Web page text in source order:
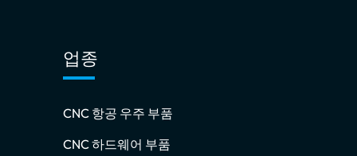
업종
CNC 항공 우주 부품
CNC 하드웨어 부품